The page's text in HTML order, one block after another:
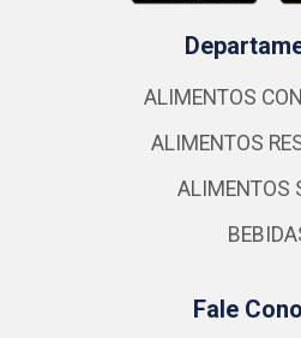
ALIMENTOS
ALIMENTOS
ALIMENTOS
Fale